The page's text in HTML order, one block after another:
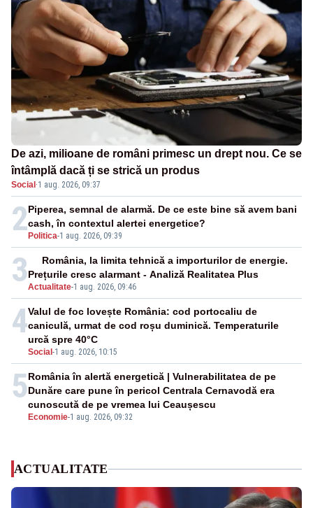
De azi, milioane de români primesc un drept nou. Ce se
întâmplă dacă ți se strică un produs
Social ·1 aug. 2026, 09:37
2 Politica-1 aug. 2026, 09:39
Piperea, semnal de alarmă. De ce este bine să avem bani
cash, în contextul alertei energetice?
3Actualitate-1 aug. 2026, 09:46
România, la limita tehnică a importurilor de energie.
Prețurile cresc alarmant - Analiză Realitatea Plus
4
Social -1 aug. 2026, 10:15
Valul de foc lovește România: cod portocaliu de
caniculă, urmat de cod roșu duminică. Temperaturile
urcă spre 40°C
5
Economie-1 aug. 2026, 09:32
România în alertă energetică | Vulnerabilitatea de pe
Dunăre care pune în pericol Centrala Cernavodă era
cunoscută de pe vremea lui Ceaușescu
ACTUALITATE